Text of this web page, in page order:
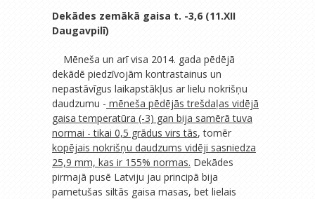
Dekādes zemākā gaisa t. -3,6 (11.XII
Daugavpilī)
Mēneša un arī visa 2014. gada pēdējā
dekādē piedzīvojām kontrastainus un
nepastāvīgus laikapstākļus ar lielu nokrišņu
daudzumu - mēneša pēdējās trešdaļas vidējā
gaisa temperatūra (-3) gan bija samērā tuva
normai - tikai 0,5 grādus virs tās, tomēr
kopējais nokrišņu daudzums vidēji sasniedza
25,9 mm, kas ir 155% normas. Dekādes
pirmajā pusē Latviju jau principā bija
pametušas siltās gaisa masas, bet lielais